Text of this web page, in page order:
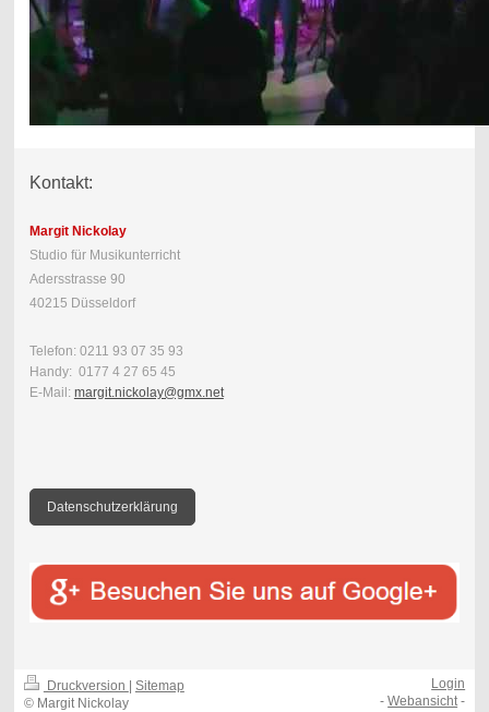
Kontakt:
Margit Nickolay
Studio für Musikunterricht
Adersstrasse 90
40215 Düsseldorf
Telefon: 0211 93 07 35 93
Handy: 0177 4 27 65 45
E-Mail: margit.nickolay@gmx.net
Datenschutzerklärung
Druckversion | Sitemap
© Margit Nickolay
Login
-Webansicht -